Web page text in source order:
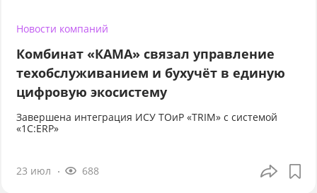
Новости компаний
Комбинат «КАМА» связал управление
техобслуживанием и бухучёт в единую
цифровую экосистему
Завершена интеграция ИСУ ТОиР «TRIM» с системой
«1С:ERP»
23 июл 688